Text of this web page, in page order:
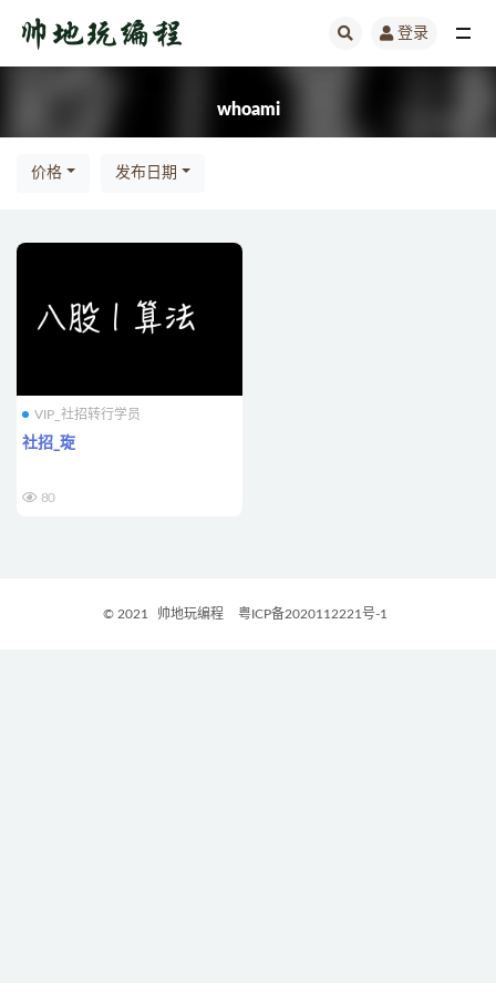
登录
whoami
价格 发布日期
VIP_社招转行学员
社招_琁
80
© 2021 帅地玩编程 粤ICP备2020112221号-1